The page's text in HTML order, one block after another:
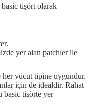
tişört olarak
yer alan patchler ile
her vücut tipine uygundur.
için de idealdir. Rahat
basic tişörte yer